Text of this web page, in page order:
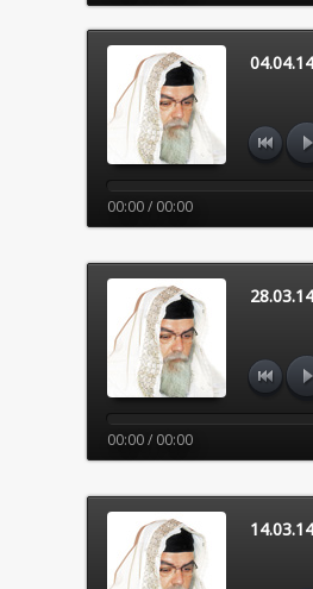
00:00 / 00:00
00:00 / 00:00